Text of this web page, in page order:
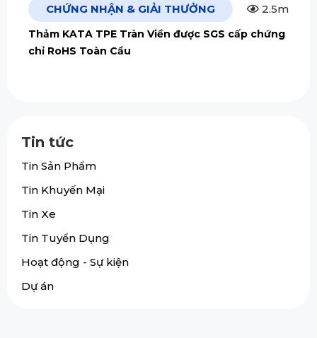
CHỨNG NHẬN & GIẢI THƯỞNG 2.5m
Thảm KATA TPE Tràn Viền được SGS cấp chứng
chỉ RoHS Toàn Cầu
Tin tức
Tin Sản Phẩm
Tin Khuyến Mại
Tin Xe
Tin Tuyển Dụng
Hoạt động - Sự kiện
Dự án